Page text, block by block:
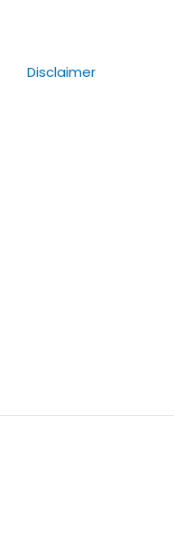
Disclaimer